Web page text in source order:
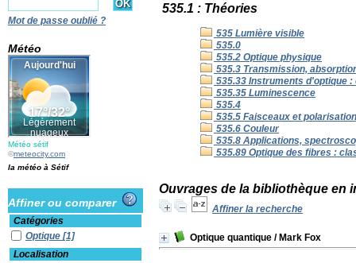
535.1 : Théories
535 Lumière visible
535.0
535.2 Optique physique
535.3 Transmission,
535.33 Instruments d'optique :
535.35 Luminescence
535.4
535.5 Faisceaux et polarisation
535.6 Couleur
535.8 Applications,
535.89 Optique des fibres :
Ouvrages de la bibliothèque en
Affiner la recherche
Optique quantique / Mark Fox
Mot de passe oublié ?
Météo
Météo sétif
©meteocity.com
la météo à Sétif
Affiner ou comparer
Catégories
Optique [1]
Localisation